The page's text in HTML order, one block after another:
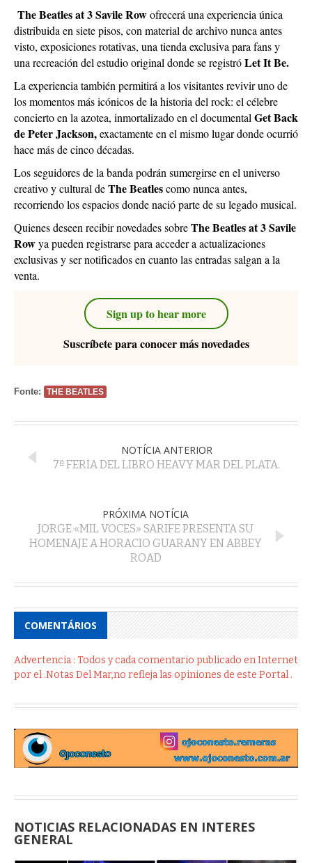
The Beatles at 3 Savile Rowofrecerá una experiencia única
distribuida en siete pisos, con material de archivo nunca antes
visto, exposiciones rotativas, una tienda exclusiva para fans y
una recreación del estudio original donde se registróLet It Be.
La experiencia también permitirá a los visitantes revivir uno de
los momentos más icónicos de la historia del rock: el célebre
concierto en la azotea, inmortalizado en el documental Get Back
de Peter Jackson,exactamente en el mismo lugar donde ocurrió
hace más de cinco décadas.
Los seguidores de la banda podrán sumergirse en el universo
creativo y cultural deThe Beatlescomo nunca antes,
recorriendo los espacios donde nació parte de su legado musical.
Quienes deseen recibir novedades sobreThe Beatles at 3 Savile
Rowya pueden registrarse para acceder a actualizaciones
exclusivas y ser notificados en cuanto las entradas salgan a la
venta.
Sign up to hear more
Suscríbete para conocer más novedades
Fonte: THE BEATLES
NOTÍCIA ANTERIOR
7ª FERIA DEL LIBRO HEAVY MAR DEL PLATA.
PRÓXIMA NOTÍCIA
JORGE «MIL VOCES» SARIFE PRESENTA SU
HOMENAJE A HORACIO GUARANY EN ABBEY
ROAD
COMENTÁRIOS
Advertencia : Todos y cada comentario publicado en Internet
por el .Notas Del Mar,no refleja las opiniones de este Portal .
NOTICIAS RELACIONADAS EN INTERES
GENERAL